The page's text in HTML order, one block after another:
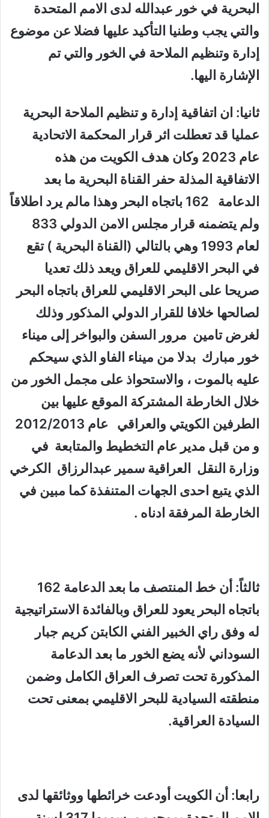
البحرية في خور عبدالله لدى الامم المتحدة
والتي يجب وطنيا التأكيد عليها فضلا عن موضوع
إدارة وتنظيم الملاحة في الخور والتي تم
الإشارة اليها.
ثانيا: ان اتفاقية إدارة و تنظيم الملاحة البحرية
عمليا قد تعطلت اثر قرار المحكمة الاتحادية
عام 2023 وكان هدف الكويت من هذه
الاتفاقية المذلة حفر القناة البحرية ما بعد
الدعامة 162 باتجاه البحر وهذا مالم يرد اطلاقاً
لعام 1993 وهي بالتالي (القناة البحرية ) تقع
في البحر الاقليمي للعراق ويعد ذلك تعديا
صريحا على البحر الاقليمي للعراق باتجاه البحر
لصالحها خلافا للقرار الدولي المذكور وذلك
لغرض تامين مرور السفن والبواخر إلى ميناء
خور مبارك بدلا من ميناء الفاو الذي سيحكم
عليه بالموت ، والاستحواذ على مجمل الخور من
خلال الخارطة المشتركة الموقع عليها بين
الطرفين الكويتي والعراقي عام 2012/2013
و من قبل مدير عام التخطيط والمتابعة في
وزارة النقل العراقية سمير عبدالرزاق الكرخي
الذي يتبع احدى الجهات المتنفذة كما مبين في
الخارطة المرفقة ادناه .
ثالثاً: أن خط المنتصف ما بعد الدعامة 162
باتجاه البحر يعود للعراق وبالفائدة الاستراتيجية
له وفق راي الخبير الفني الكابتن كريم جبار
السوداني لأنه يضع الخور ما بعد الدعامة
المذكورة تحت تصرف العراق الكامل وضمن
منطقته السيادية للبحر الاقليمي بمعنى تحت
السيادة العراقية.
رابعا: أن الكويت أودعت خرائطها ووثائقها لدى